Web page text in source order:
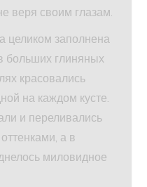
веря своим глазам.
целиком заполнена
больших глиняных
красовались
на каждом кусте.
и переливались
а в
миловидное